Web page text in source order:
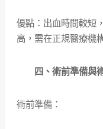
優點：出血時間較短
高，需在正規醫療機
四、術前準備與
術前準備：